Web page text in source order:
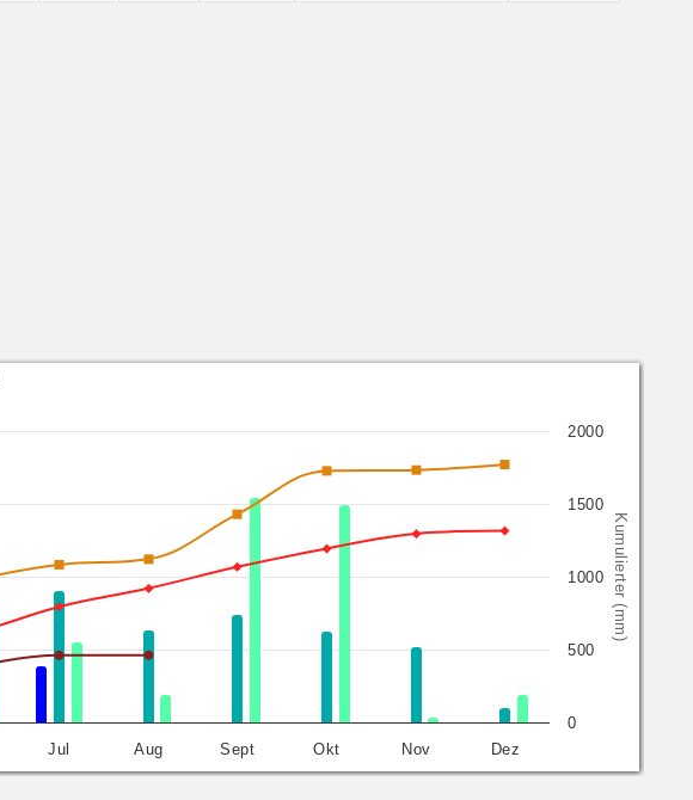
Kumulierter (mm)
Jul Aug Sept Okt Nov Dez
0
500
1000
1500
2000